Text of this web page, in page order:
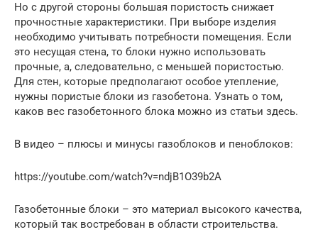
Но с другой стороны большая пористость снижает
прочностные характеристики. При выборе изделия
необходимо учитывать потребности помещения. Если
это несущая стена, то блоки нужно использовать
прочные, а, следовательно, с меньшей пористостью.
Для стен, которые предполагают особое утепление,
нужны пористые блоки из газобетона. Узнать о том,
каков вес газобетонного блока можно из статьи здесь.
В видео – плюсы и минусы газоблоков и пеноблоков:
https://youtube.com/watch?v=ndjB1O39b2A
Газобетонные блоки – это материал высокого качества,
который так востребован в области строительства.